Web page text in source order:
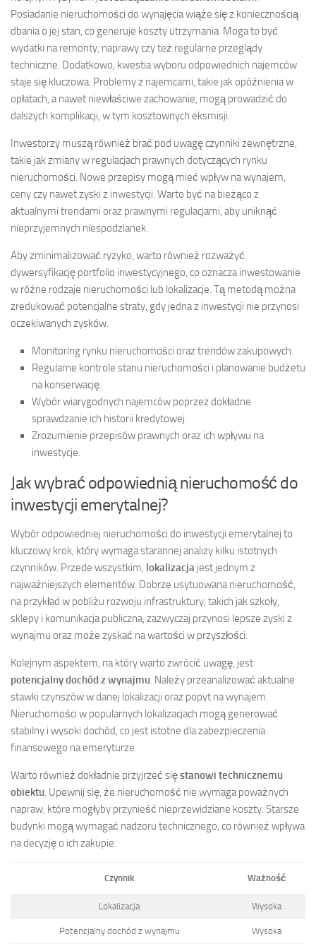
Posiadanie nieruchomości do wynajęcia wiąże się z koniecznością
dbania o jej stan, co generuje koszty utrzymania. Moga to być
wydatki na remonty, naprawy czy też regularne przeglądy
techniczne. Dodatkowo, kwestia wyboru odpowiednich najemców
staje się kluczowa. Problemy z najemcami, takie jak opóźnienia w
opłatach, a nawet niewłaściwe zachowanie, mogą prowadzić do
dalszych komplikacji, w tym kosztownych eksmisji.
Inwestorzy muszą również brać pod uwagę czynniki zewnętrzne,
takie jak zmiany w regulacjach prawnych dotyczących rynku
nieruchomości. Nowe przepisy mogą mieć wpływ na wynajem,
ceny czy nawet zyski z inwestycji. Warto być na bieżąco z
aktualnymi trendami oraz prawnymi regulacjami, aby uniknąć
nieprzyjemnych niespodzianek.
Aby zminimalizować ryzyko, warto również rozważyć
dywersyfikację portfolio inwestycyjnego, co oznacza inwestowanie
w różne rodzaje nieruchomości lub lokalizacje. Tą metodą można
zredukować potencjalne straty, gdy jedna z inwestycji nie przynosi
oczekiwanych zysków.
Monitoring rynku nieruchomości oraz trendów zakupowych.
Regularne kontrole stanu nieruchomości i planowanie budżetu
na konserwację.
Wybór wiarygodnych najemców poprzez dokładne
sprawdzanie ich historii kredytowej.
Zrozumienie przepisów prawnych oraz ich wpływu na
inwestycje.
Jak wybrać odpowiednią nieruchomość do
inwestycji emerytalnej?
Wybór odpowiedniej nieruchomości do inwestycji emerytalnej to
kluczowy krok, który wymaga starannej analizy kilku istotnych
czynników. Przede wszystkim, lokalizacja jest jednym z
najważniejszych elementów. Dobrze usytuowana nieruchomość,
na przykład w pobliżu rozwoju infrastruktury, takich jak szkoły,
sklepy i komunikacja publiczna, zazwyczaj przynosi lepsze zyski z
wynajmu oraz może zyskać na wartości w przyszłości.
Kolejnym aspektem, na który warto zwrócić uwagę, jest
potencjalny dochód z wynajmu . Należy przeanalizować aktualne
stawki czynszów w danej lokalizacji oraz popyt na wynajem.
Nieruchomości w popularnych lokalizacjach mogą generować
stabilny i wysoki dochód, co jest istotne dla zabezpieczenia
finansowego na emeryturze.
Warto również dokładnie przyjrzeć sięstanowi technicznemu
obiektu . Upewnij się, że nieruchomość nie wymaga poważnych
napraw, które mogłyby przynieść nieprzewidziane koszty. Starsze
budynki mogą wymagać nadzoru technicznego, co również wpływa
na decyzję o ich zakupie.
Czynnik Ważność
Lokalizacja Wysoka
Potencjalny dochód z wynajmu Wysoka